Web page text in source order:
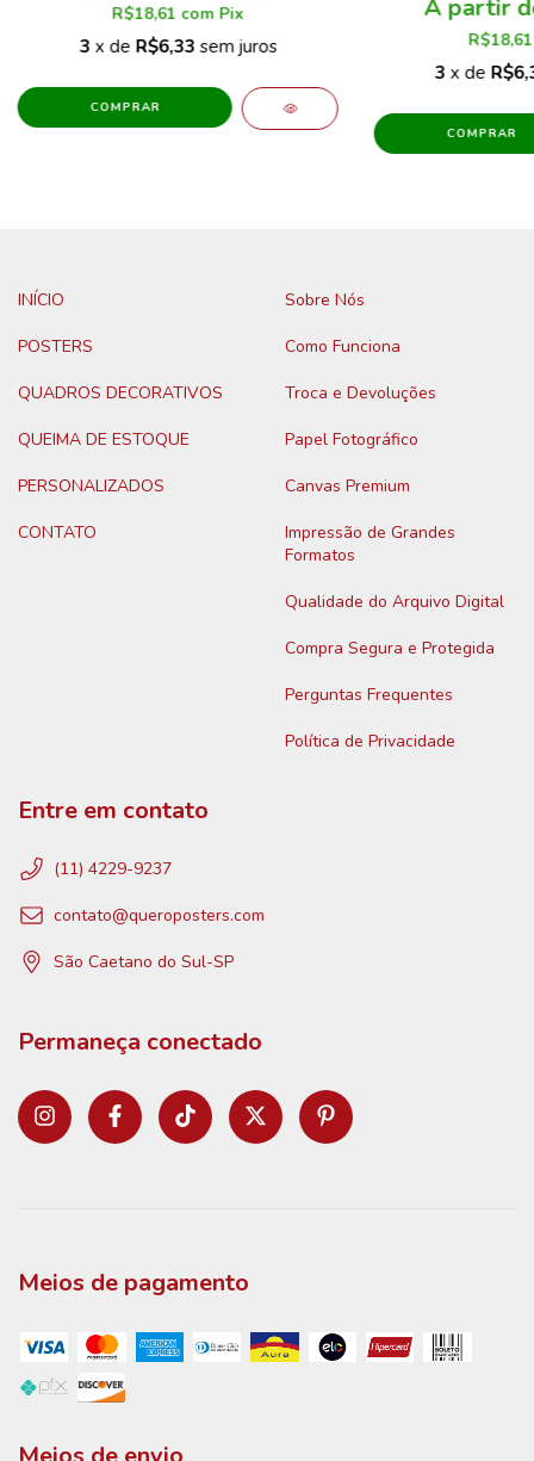
R$18,61 com Pix
3 x de R$6,33 sem juros
COMPRAR
3 x de
COMPRAR
INÍCIO
POSTERS
QUADROS DECORATIVOS
QUEIMA DE ESTOQUE
PERSONALIZADOS
CONTATO
Sobre Nós
Como Funciona
Troca e Devoluções
Papel Fotográfico
Canvas Premium
Impressão de Grandes
Formatos
Qualidade do Arquivo Digital
Compra Segura e Protegida
Perguntas Frequentes
Política de Privacidade
Entre em contato
(11) 4229-9237
contato@queroposters.com
São Caetano do Sul-SP
Permaneça conectado
Meios de pagamento